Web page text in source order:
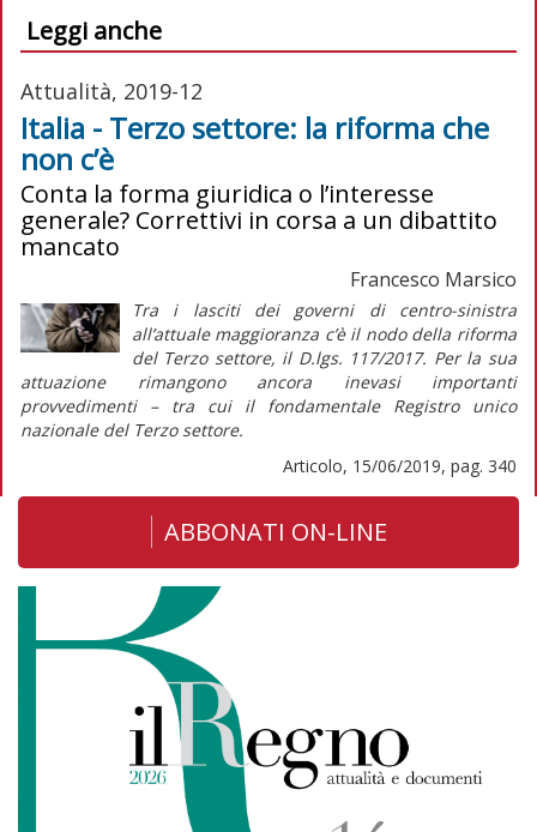
Leggi anche
Attualità, 2019-12
Italia - Terzo settore: la riforma che
non c’è
Conta la forma giuridica o l’interesse
generale? Correttivi in corsa a un dibattito
mancato
Francesco Marsico
Tra i lasciti dei governi di centro-sinistra
all’attuale maggioranza c’è il nodo della riforma
del Terzo settore, il D.lgs. 117/2017. Per la sua
attuazione rimangono ancora inevasi importanti
provvedimenti – tra cui il fondamentale Registro unico
nazionale del Terzo settore.
Articolo, 15/06/2019, pag. 340
ABBONATI ON-LINE